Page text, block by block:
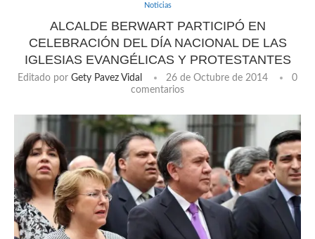
Noticias
ALCALDE BERWART PARTICIPÓ EN
CELEBRACIÓN DEL DÍA NACIONAL DE LAS
IGLESIAS EVANGÉLICAS Y PROTESTANTES
Editado por Gety Pavez Vidal 26 de Octubre de 2014
0
comentarios